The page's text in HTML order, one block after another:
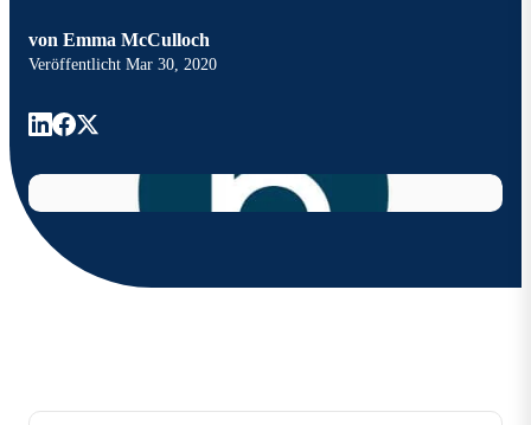
von Emma McCulloch
Veröffentlicht Mar 30, 2020